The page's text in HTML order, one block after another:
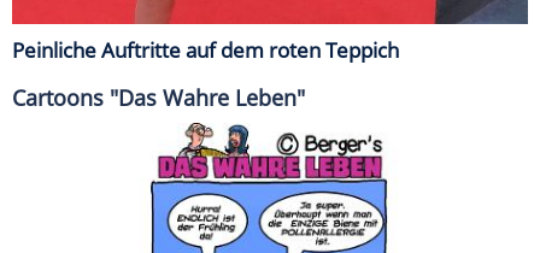
Peinliche Auftritte auf dem roten Teppich
Cartoons "Das Wahre Leben"